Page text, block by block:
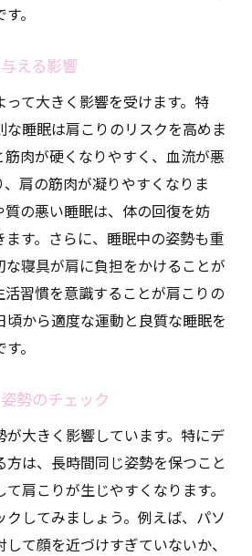
。
える影響
て大きく影響を受けます。特
な睡眠は肩こりのリスクを高めま
肉が硬くなりやすく、血流が悪
肩の筋肉が凝りやすくなりま
の悪い睡眠は、体の回復を妨
す。さらに、睡眠中の姿勢も重
な寝具が肩に負担をかけることが
習慣を意識することが肩こりの
頃から適度な運動と良質な睡眠を
。
勢のチェック
大きく影響しています。特にデ
は、長時間同じ姿勢を保つこと
肩こりが生じやすくなります。
してみましょう。例えば、パソ
て顔を近づけすぎていないか、